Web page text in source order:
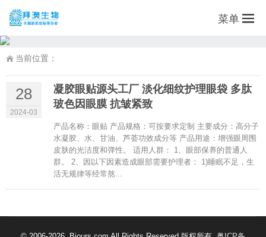
菜单
当前位置：
28
2024-03
凝胶眼贴源头工厂 淡化细纹护理眼袋 多肽
玻色因眼膜 抗皱紧致
产品名称：眼贴 产品规格：可按要求定制 主要成分：高分子
水凝胶、水、甘油、芦荟功效成分等 产品用途：增强眼周围
皮肤的光洁度和弹性。 适用人群： 1、眼部保养的普通人
群。 2、因以下因素造成眼部需要护理者： 1)睡眠不足，生
活无规律等经常熬...